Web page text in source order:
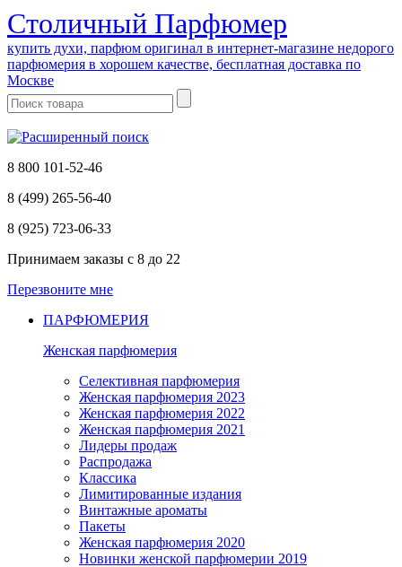
Cтоличный Парфюмер
купить духи, парфюм оригинал в интернет-магазине недорого
парфюмерия в хорошем качестве, бесплатная доставка по
Москве
8 800 101-52-46
8 (499) 265-56-40
8 (925) 723-06-33
Принимаем заказы с 8 до 22
Перезвоните мне
ПАРФЮМЕРИЯ
Женская парфюмерия
Селективная парфюмерия
Женская парфюмерия 2023
Женская парфюмерия 2022
Женская парфюмерия 2021
Лидеры продаж
Распродажа
Классика
Лимитированные издания
Винтажные ароматы
Пакеты
Женская парфюмерия 2020
Новинки женской парфюмерии 2019